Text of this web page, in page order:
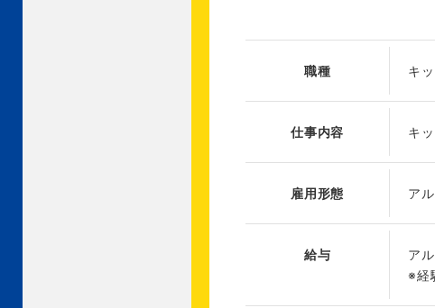
職種 キ
仕事内容 キ
雇用形態 ア
給与
ア
※経